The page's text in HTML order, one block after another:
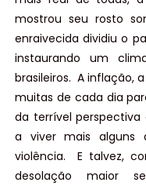
mostrou seu rosto
enraivecida dividiu o
instaurando um
brasileiros. A inflação,
muitas de cada dia
da terrível perspectiva
a viver mais alguns
violência. E talvez,
desolação maior